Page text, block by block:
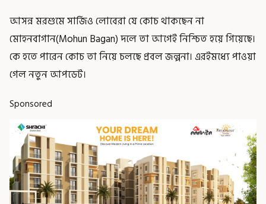
আসন্ন মরশুমে সার্জিও লোবেরা যে কোচ থাকছেন না
মোহনবাগান(Mohun Bagan) দলে তা আগেই নিশ্চিত হয়ে গিয়েছে।
কে হতে পারেন কোচ তা নিয়ে চলছে প্রবল জল্পনা। এরইমধ্যে পাওয়া
গেল নতুন আপডেট।
Sponsored